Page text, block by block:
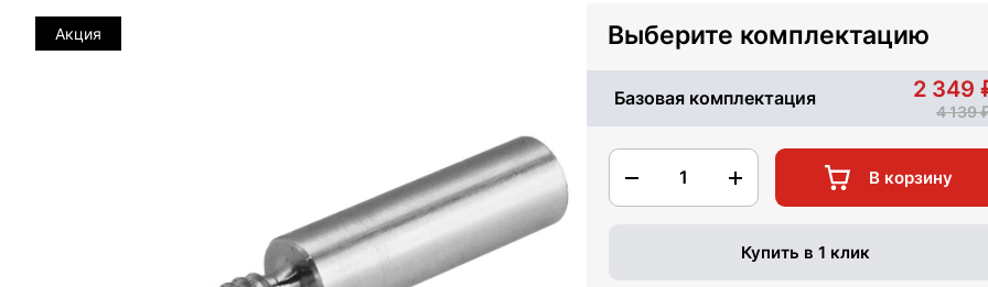
Акция Выберите комплектацию
Базовая комплектация 2 349
4 139
1 В корзину
Купить в 1 клик